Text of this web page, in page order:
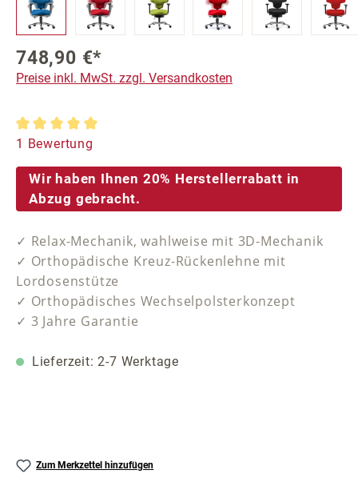
748,90 €*
Preise inkl. MwSt. zzgl. Versandkosten
Durchschnittliche Bewertung von 5 von 5 Sternen
1 Bewertung
Wir haben Ihnen 20% Herstellerrabatt in
Abzug gebracht.
✓ Relax-Mechanik, wahlweise mit 3D-Mechanik
✓ Orthopädische Kreuz-Rückenlehne mit
Lordosenstütze
✓ Orthopädisches Wechselpolsterkonzept
✓ 3 Jahre Garantie
Lieferzeit: 2-7 Werktage
Zum Merkzettel hinzufügen